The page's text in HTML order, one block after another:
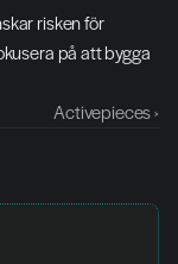
risken för
på att bygga
Activepieces ›